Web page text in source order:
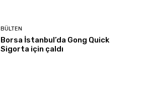
BÜLTEN
Borsa İstanbul’da Gong Quick
Sigorta için çaldı